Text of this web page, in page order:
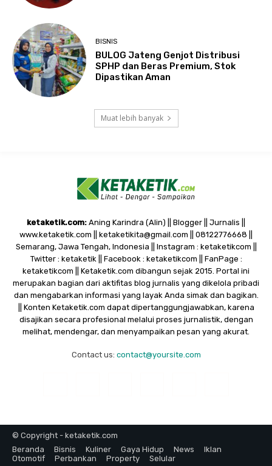
BISNIS
BULOG Jateng Genjot Distribusi
SPHP dan Beras Premium, Stok
Dipastikan Aman
Muat lebih banyak
ketaketik.com: Aning Karindra (Alin) || Blogger || Jurnalis ||
www.ketaketik.com || ketaketikita@gmail.com || 08122776668 ||
Semarang, Jawa Tengah, Indonesia || Instagram : ketaketikcom ||
Twitter : ketaketik || Facebook : ketaketikcom || FanPage :
ketaketikcom || Ketaketik.com dibangun sejak 2015. Portal ini
merupakan bagian dari aktifitas blog jurnalis yang dikelola pribadi
dan mengabarkan informasi yang layak Anda simak dan bagikan.
|| Konten Ketaketik.com dapat dipertanggungjawabkan, karena
disajikan secara profesional melalui proses jurnalistik, dengan
melihat, mendengar, dan menyampaikan pesan yang akurat.
Contact us: contact@yoursite.com
© Copyright - ketaketik.com
Beranda
Bisnis Kuliner Gaya Hidup News
Iklan
Otomotif
Perbankan Property Selular